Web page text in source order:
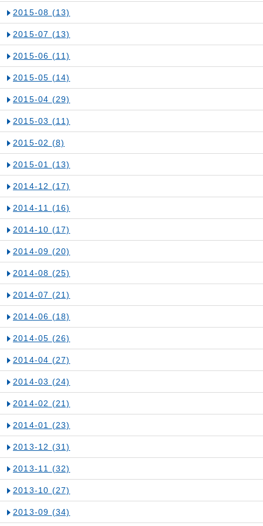
2015-08 (13)
2015-07 (13)
2015-06 (11)
2015-05 (14)
2015-04 (29)
2015-03 (11)
2015-02 (8)
2015-01 (13)
2014-12 (17)
2014-11 (16)
2014-10 (17)
2014-09 (20)
2014-08 (25)
2014-07 (21)
2014-06 (18)
2014-05 (26)
2014-04 (27)
2014-03 (24)
2014-02 (21)
2014-01 (23)
2013-12 (31)
2013-11 (32)
2013-10 (27)
2013-09 (34)